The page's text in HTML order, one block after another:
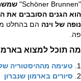
"Schöner Brunnen"
הוא הגנים הסובבים את
נופה של וינה הם בהחלט
פה.
מה תוכל למצוא
1.
טעימה מההיסטוריה
2.
סיורים בארמון שנברון